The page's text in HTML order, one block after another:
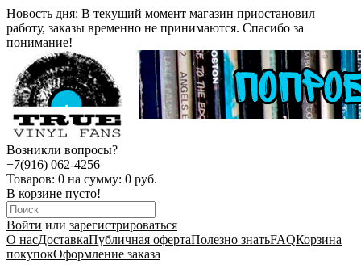
Новость дня: В текущий момент магазин приостановил
работу, заказы временно не принимаются. Спасибо за
понимание!
Возникли вопросы?
+7(916) 062-4256
Товаров: 0 на сумму: 0 руб.
В корзине пусто!
Войти или зарегистрироваться
О насДоставкаПубличная офертаПолезно знатьFAQКорзина
покупокОформление заказа